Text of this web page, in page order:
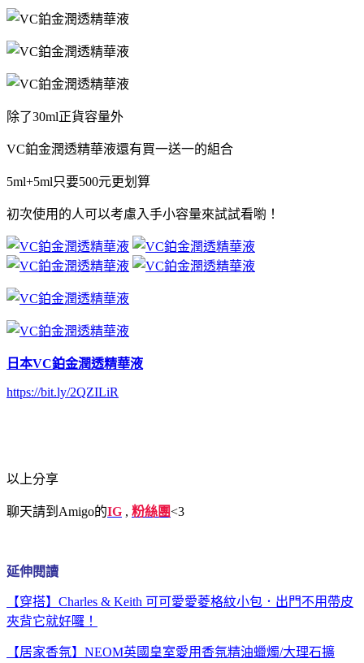
除了30ml正貨容量外
VC鉑金潤透精華液還有買一送一的組合
5ml+5ml只要500元更划算
初次使用的人可以考慮入手小容量來試試看喲！
日本VC鉑金潤透精華液
https://bit.ly/2QZILiR
以上分享
聊天請到Amigo的IG , 粉絲團<3
延伸閱讀
【穿搭】Charles & Keith 可可愛愛菱格紋小包．出門不用帶皮
夾背它就好囉！
【居家香氛】NEOM英國皇室愛用香氛精油蠟燭/大理石擴